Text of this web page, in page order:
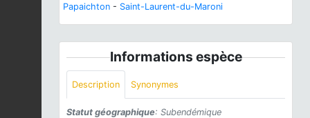
Papaichton - Saint-Laurent-du-Maroni
Informations espèce
Description Synonymes
Statut géographique: Subendémique